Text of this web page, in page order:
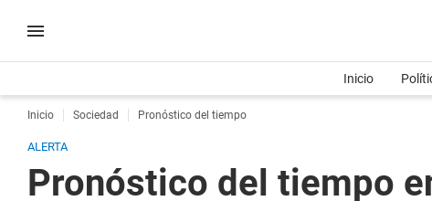
Inicio
Inicio Sociedad Pronóstico del tiempo
ALERTA
Pronóstico del tiempo